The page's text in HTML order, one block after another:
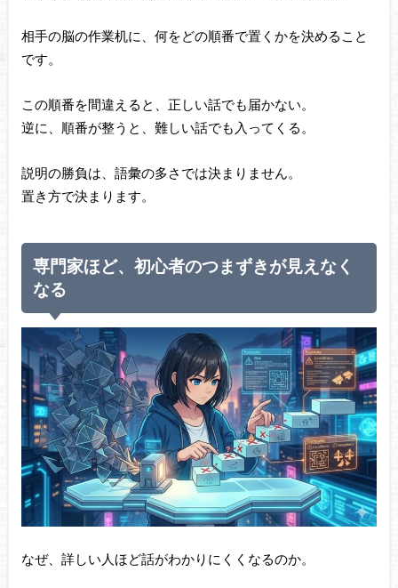
相手の脳の作業机に、何をどの順番で置くかを決めること
です。
この順番を間違えると、正しい話でも届かない。
逆に、順番が整うと、難しい話でも入ってくる。
説明の勝負は、語彙の多さでは決まりません。
置き方で決まります。
専門家ほど、初心者のつまずきが見えなく
なる
なぜ、詳しい人ほど話がわかりにくくなるのか。